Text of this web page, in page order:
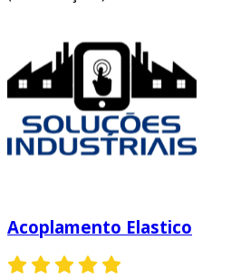
Acoplamento Elastico